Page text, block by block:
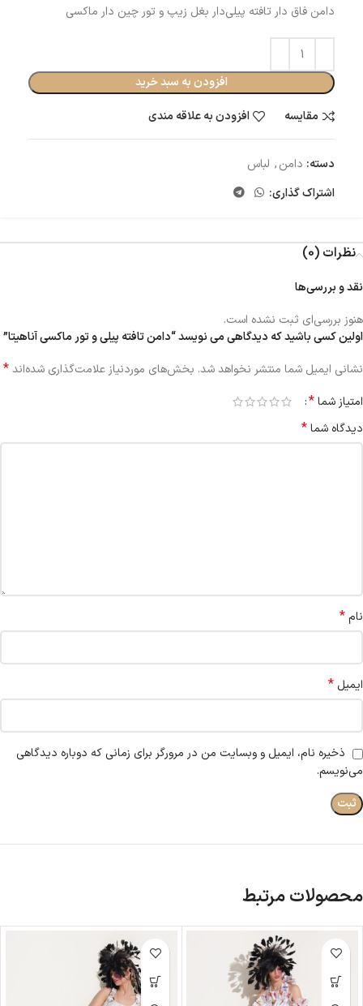
دامن فاق دار تافته پیلی‌دار بغل زیپ و تور چین دار ماکسی
افزودن به سبد خرید
مقایسه
افزودن به علاقه مندی
دسته: دامن, لباس
اشتراک گذاری:
نظرات (0)
نقد و بررسی‌ها
هنوز بررسی‌ای ثبت نشده است.
اولین کسی باشید که دیدگاهی می نویسد “دامن تافته پیلی و تور ماکسی آناهیتا”
نشانی ایمیل شما منتشر نخواهد شد. بخش‌های موردنیاز علامت‌گذاری شده‌اند*
امتیاز شما*
دیدگاه شما*
نام*
ایمیل *
ذخیره نام، ایمیل و وبسایت من در مرورگر برای زمانی که دوباره دیدگاهی
می‌نویسم.
محصولات مرتبط